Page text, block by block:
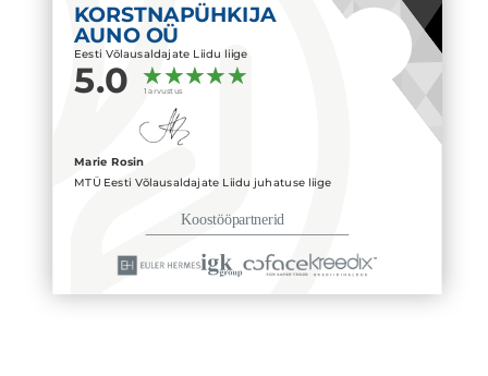
KORSTNAPÜHKIJA
AUNO OÜ
Eesti Võlausaldajate Liidu liige
5.0 1 arvustus
Marie Rosin
MTÜ Eesti Võlausaldajate Liidu juhatuse liige